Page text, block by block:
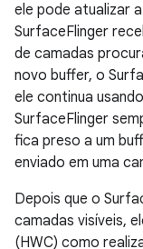
ele pode atualizar
SurfaceFlinger
de camadas
novo buffer, o
ele continua
SurfaceFlinger
fica preso a um
enviado em uma
Depois que o
camadas visíveis,
(HWC) como